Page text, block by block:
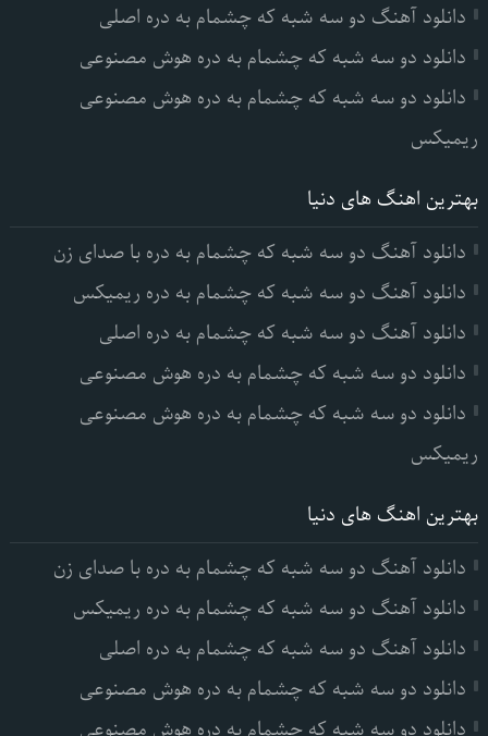
دانلود آهنگ دو سه شبه که چشمام به دره اصلی
دانلود دو سه شبه که چشمام به دره هوش مصنوعی
دانلود دو سه شبه که چشمام به دره هوش مصنوعی
ریمیکس
بهترین اهنگ های دنیا
دانلود آهنگ دو سه شبه که چشمام به دره با صدای زن
دانلود آهنگ دو سه شبه که چشمام به دره ریمیکس
دانلود آهنگ دو سه شبه که چشمام به دره اصلی
دانلود دو سه شبه که چشمام به دره هوش مصنوعی
دانلود دو سه شبه که چشمام به دره هوش مصنوعی
ریمیکس
بهترین اهنگ های دنیا
دانلود آهنگ دو سه شبه که چشمام به دره با صدای زن
دانلود آهنگ دو سه شبه که چشمام به دره ریمیکس
دانلود آهنگ دو سه شبه که چشمام به دره اصلی
دانلود دو سه شبه که چشمام به دره هوش مصنوعی